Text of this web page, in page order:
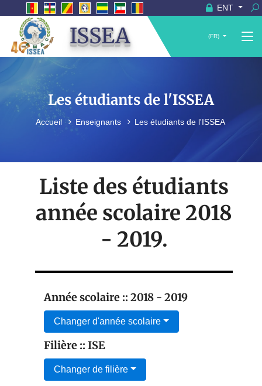
ENT
ISSEA (FR)
Les étudiants de l'ISSEA
Accueil Enseignants Les étudiants de l'ISSEA
Liste des étudiants
année scolaire 2018
- 2019.
Année scolaire :: 2018 - 2019
Changer d'année scolaire
Filière :: ISE
Changer de filière